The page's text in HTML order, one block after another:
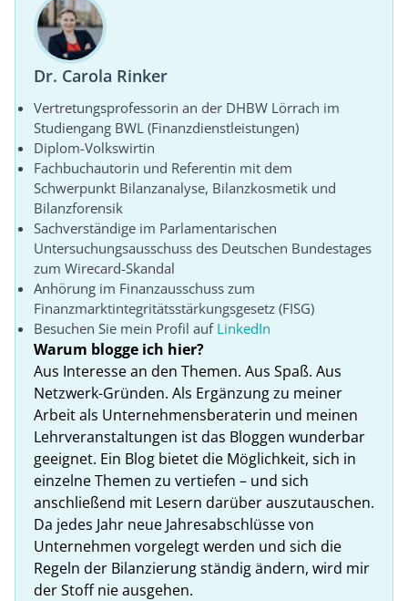
Dr. Carola Rinker
Vertretungsprofessorin an der DHBW Lörrach im
Studiengang BWL (Finanzdienstleistungen)
Diplom-Volkswirtin
Fachbuchautorin und Referentin mit dem
Schwerpunkt Bilanzanalyse, Bilanzkosmetik und
Bilanzforensik
Sachverständige im Parlamentarischen
Untersuchungsausschuss des Deutschen Bundestages
zum Wirecard-Skandal
Anhörung im Finanzausschuss zum
Finanzmarktintegritätsstärkungsgesetz (FISG)
Besuchen Sie mein Profil auf LinkedIn
Warum blogge ich hier?
Aus Interesse an den Themen. Aus Spaß. Aus
Netzwerk-Gründen. Als Ergänzung zu meiner
Arbeit als Unternehmensberaterin und meinen
Lehrveranstaltungen ist das Bloggen wunderbar
geeignet. Ein Blog bietet die Möglichkeit, sich in
einzelne Themen zu vertiefen – und sich
anschließend mit Lesern darüber auszutauschen.
Da jedes Jahr neue Jahresabschlüsse von
Unternehmen vorgelegt werden und sich die
Regeln der Bilanzierung ständig ändern, wird mir
der Stoff nie ausgehen.